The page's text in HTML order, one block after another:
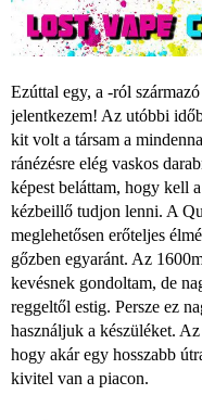
Ezúttal egy, a -ról
jelentkezem! Az utóbbi
kit volt a társam a
ránézésre elég vaskos
képest beláttam, hogy kell
kézbeillő tudjon lenni. A
meglehetősen erőteljes
gőzben egyaránt. Az
kevésnek gondoltam, de
reggeltől estig. Persze ez
használjuk a készüléket.
hogy akár egy hosszabb
kivitel van a piacon.